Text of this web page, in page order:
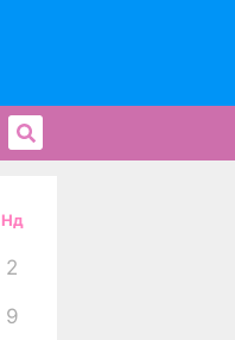
Нд
2
9